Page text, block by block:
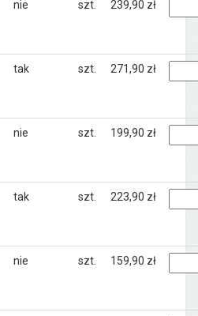
nie szt. 239,90 zł
tak szt. 271,90 zł
nie szt. 199,90 zł
tak szt. 223,90 zł
nie szt. 159,90 zł